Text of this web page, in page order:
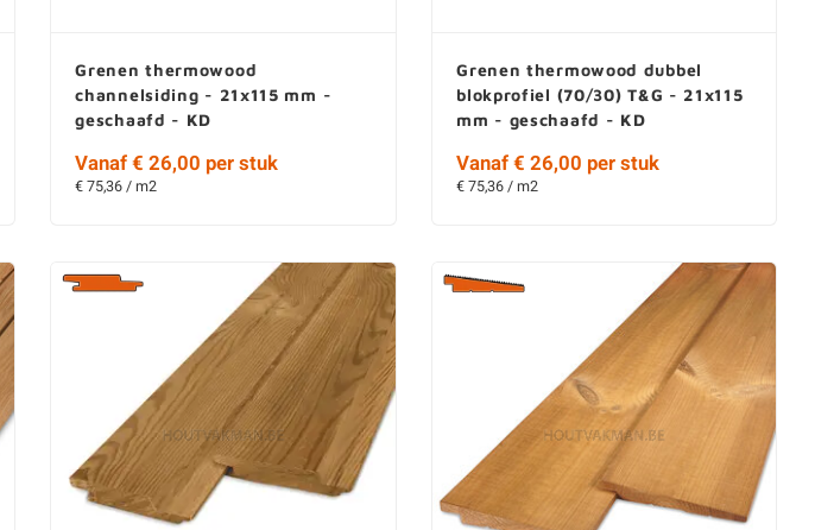
Grenen thermowood
channelsiding - 21x115 mm -
geschaafd - KD
Vanaf € 26,00 per stuk
€ 75,36 / m2
Grenen thermowood dubbel
blokprofiel (70/30) T&G - 21x115
mm - geschaafd - KD
Vanaf € 26,00 per stuk
€ 75,36 / m2